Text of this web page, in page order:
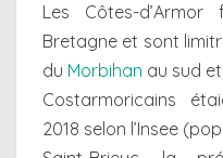
Les Côtes-
Bretagne et sont
du Morbihan au sud et
Costarmoricains
2018 selon l’Insee